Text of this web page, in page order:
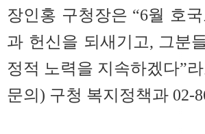
장인홍 구청장은 “6월 호
과 헌신을 되새기고, 그분
정적 노력을 지속하겠다”
문의) 구청 복지정책과 02-